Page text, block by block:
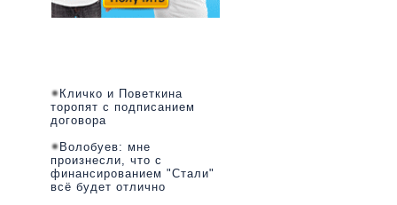
Кличко и Поветкина
торопят с подписанием
договора
Волобуев: мне
произнесли, что с
финансированием "Стали"
всё будет отлично